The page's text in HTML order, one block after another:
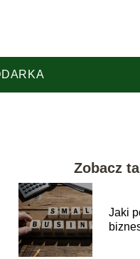
Zobacz
Jaki